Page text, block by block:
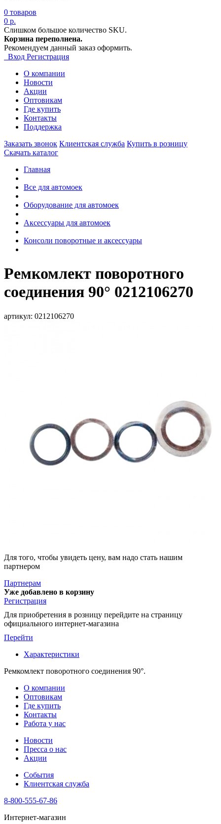
0 товаров
0 р.
Слишком большое количество SKU.
Корзина переполнена.
Рекомендуем данный заказ оформить.
Вход Регистрация
О компании
Новости
Акции
Оптовикам
Где купить
Контакты
Поддержка
Заказать звонок Клиентская служба Купить в розницу
Скачать каталог
Главная
Все для автомоек
Оборудование для автомоек
Аксессуары для автомоек
Консоли поворотные и аксессуары
Ремкомлект поворотного
соединения 90° 0212106270
артикул: 0212106270
Для того, чтобы увидеть цену, вам надо стать нашим
партнером
Партнерам
Уже добавлено в корзину
Регистрация
Для приобретения в розницу перейдите на страницу
официального интернет-магазина
Перейти
Характеристики
Ремкомлект поворотного соединения 90°.
О компании
Оптовикам
Где купить
Контакты
Работа у нас
Новости
Пресса о нас
Акции
События
Клиентская служба
8-800-555-67-86
Интернет-магазин